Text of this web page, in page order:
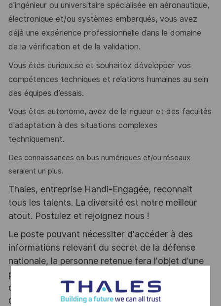
d'ingénieur ou universitaire spécialisée en aéronautique,
électronique et/ou systèmes embarqués, vous avez
déjà une expérience professionnelle dans le domaine
de la vérification et de la validation.
Vous étés curieux.se et souhaitez développer vos
compétences techniques et relations humaines au sein
des équipes d’essais.
Vous êtes autonome, avez de la rigueur et des facultés
d'adaptation à des situations complexes
techniquement.
Des connaissances en bus numériques et/ou réseaux
seraient un plus.
Thales, entreprise Handi-Engagée, reconnait
tous les talents. La diversité est notre meilleur
atout. Postulez et rejoignez nous !
Le poste pouvant nécessiter d'accéder à des
informations relevant du secret de la défense
nationale, la personne retenue fera l'objet d'une
procédure d’habilitation, conformément aux
dispositions des articles R.2311-1 et suivants du
Code de la défense et de l’IGI 1300 SGDSN/PSE